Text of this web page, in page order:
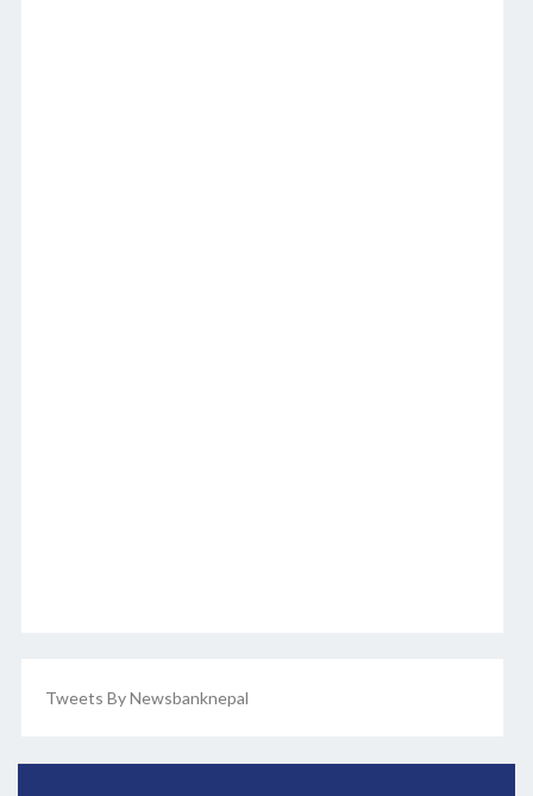
Tweets By Newsbanknepal